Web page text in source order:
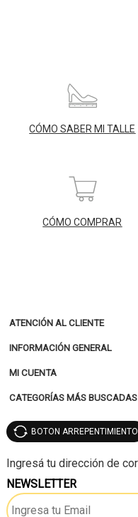
CÓMO SABER MI TALLE
CÓMO COMPRAR
ATENCIÓN AL CLIENTE
INFORMACIÓN GENERAL
MI CUENTA
CATEGORÍAS MÁS BUSCADAS
BOTON ARREPENTIMIENTO
NEWSLETTER